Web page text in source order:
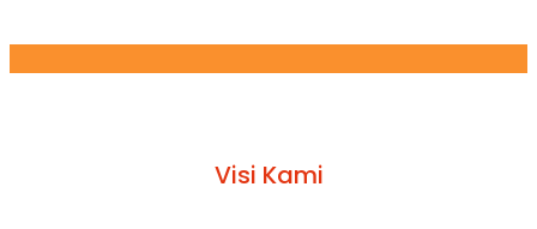
Visi Kami